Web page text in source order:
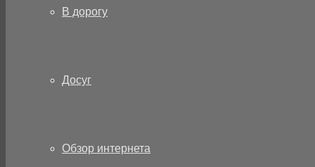
В дорогу
Досуг
Обзор интернета